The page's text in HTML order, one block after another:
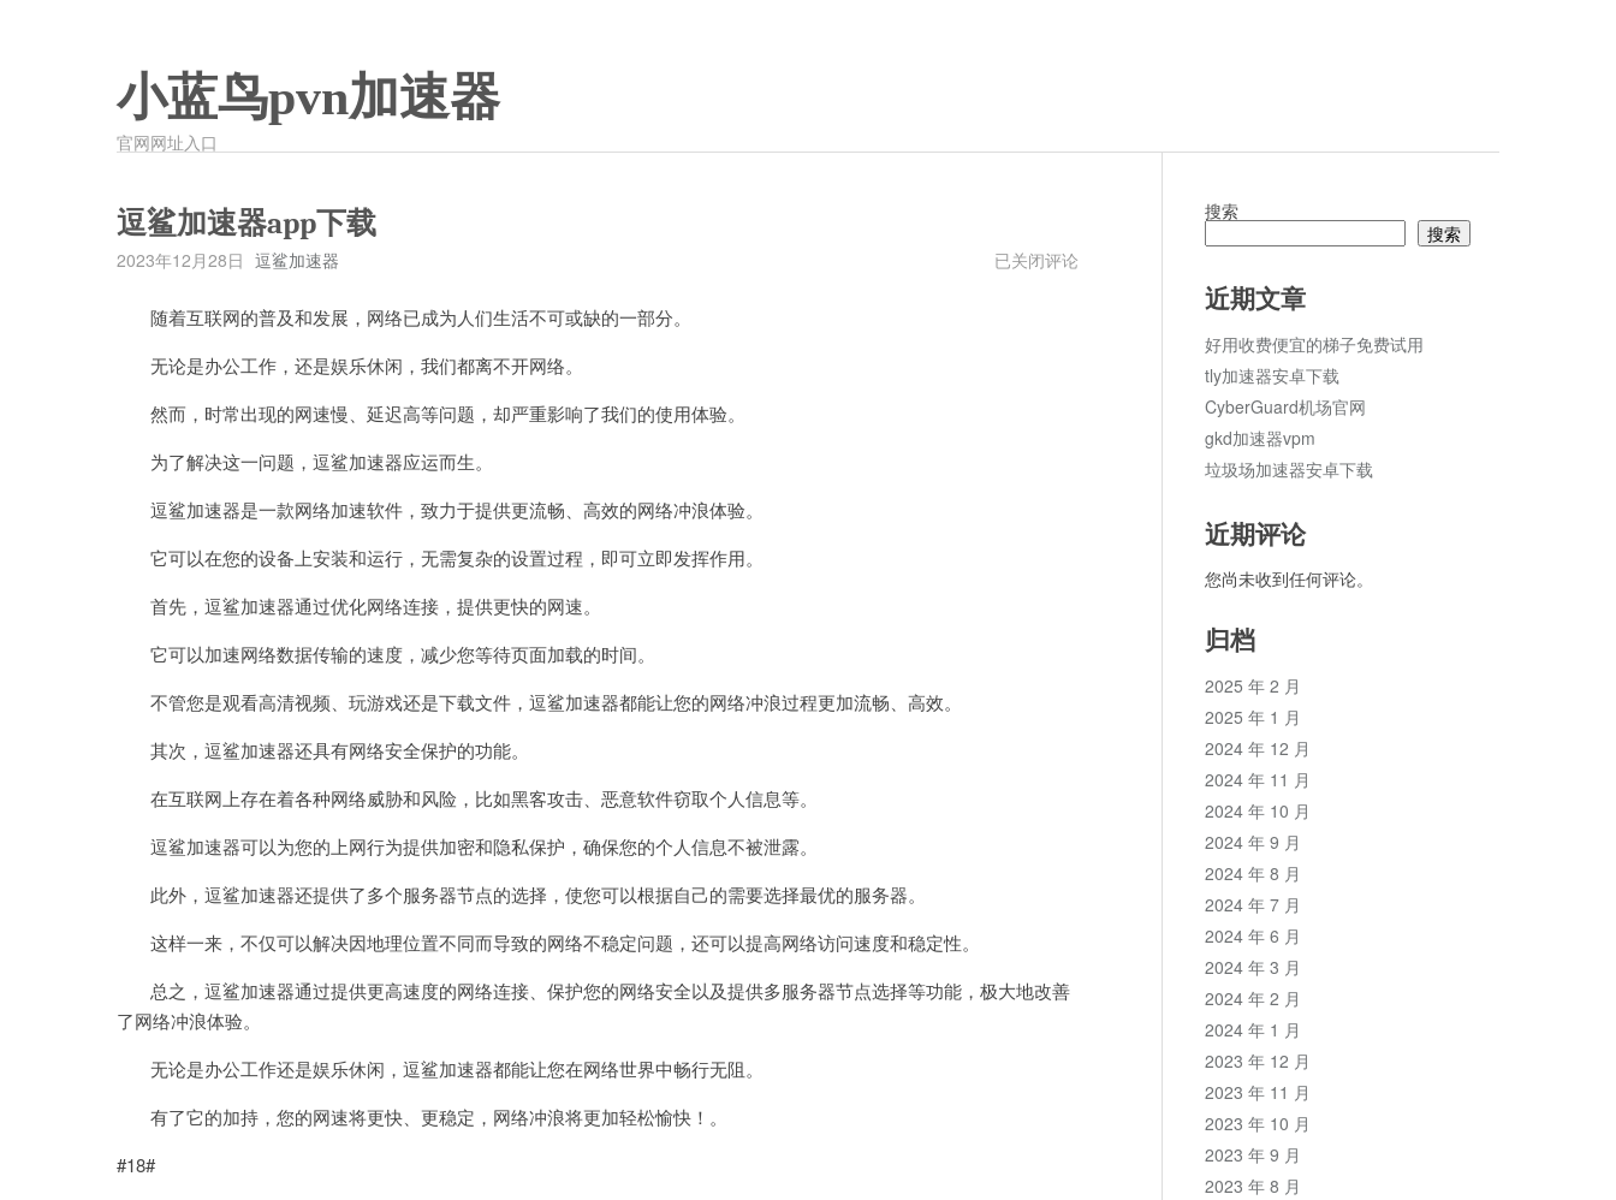
小蓝鸟pvn加速器
官网网址入口
逗鲨加速器app下载
2023年12月28日 逗鲨加速器
逗
已关闭评论
随着互联网的普及和发展，网络已成为人们生活不可或缺的一部分。
无论是办公工作，还是娱乐休闲，我们都离不开网络。
然而，时常出现的网速慢、延迟高等问题，却严重影响了我们的使用体验。
为了解决这一问题，逗鲨加速器应运而生。
逗鲨加速器是一款网络加速软件，致力于提供更流畅、高效的网络冲浪体验。
它可以在您的设备上安装和运行，无需复杂的设置过程，即可立即发挥作用。
首先，逗鲨加速器通过优化网络连接，提供更快的网速。
它可以加速网络数据传输的速度，减少您等待页面加载的时间。
不管您是观看高清视频、玩游戏还是下载文件，逗鲨加速器都能让您的网络冲浪过程更加流畅、高效。
其次，逗鲨加速器还具有网络安全保护的功能。
在互联网上存在着各种网络威胁和风险，比如黑客攻击、恶意软件窃取个人信息等。
逗鲨加速器可以为您的上网行为提供加密和隐私保护，确保您的个人信息不被泄露。
此外，逗鲨加速器还提供了多个服务器节点的选择，使您可以根据自己的需要选择最优的服务器。
这样一来，不仅可以解决因地理位置不同而导致的网络不稳定问题，还可以提高网络访问速度和稳定性。
总之，逗鲨加速器通过提供更高速度的网络连接、保护您的网络安全以及提供多服务器节点选择等功能，极大地改善
了网络冲浪体验。
无论是办公工作还是娱乐休闲，逗鲨加速器都能让您在网络世界中畅行无阻。
有了它的加持，您的网速将更快、更稳定，网络冲浪将更加轻松愉快！。
#18#
搜索
搜索
近期文章
好用收费便宜的梯子免费试用
tly加速器安卓下载
CyberGuard机场官网
gkd加速器vpm
垃圾场加速器安卓下载
近期评论
您尚未收到任何评论。
归档
2025 年 2 月
2025 年 1 月
2024 年 12 月
2024 年 11 月
2024 年 10 月
2024 年 9 月
2024 年 8 月
2024 年 7 月
2024 年 6 月
2024 年 3 月
2024 年 2 月
2024 年 1 月
2023 年 12 月
2023 年 11 月
2023 年 10 月
2023 年 9 月
2023 年 8 月